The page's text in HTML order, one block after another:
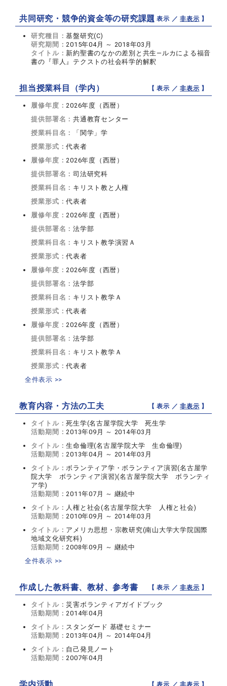
共同研究・競争的資金等の研究課題【 表示 ／非表示 】
研究種目：基盤研究(C)
研究期間：2015年04月 ～ 2018年03月
タイトル： 新約聖書のなかの差別と共生―ルカによる福音
書の『罪人』テクストの社会科学的解釈
担当授業科目（学内） 【 表示 ／非表示 】
履修年度：2026年度（西暦）
提供部署名：共通教育センター
授業科目名：
「関学」学
授業形式：代表者
履修年度：2026年度（西暦）
提供部署名：司法研究科
授業科目名： キリスト教と人権
授業形式：代表者
履修年度：2026年度（西暦）
提供部署名：法学部
授業科目名： キリスト教学演習Ａ
授業形式：代表者
履修年度：2026年度（西暦）
提供部署名：法学部
授業科目名： キリスト教学Ａ
授業形式：代表者
履修年度：2026年度（西暦）
提供部署名：法学部
授業科目名： キリスト教学Ａ
授業形式：代表者
全件表示 >>
教育内容・方法の工夫 【 表示 ／非表示 】
タイトル：死生学(名古屋学院大学 死生学
活動期間：2013年09月 ～ 2014年03月
タイトル：生命倫理(名古屋学院大学 生命倫理)
活動期間：2013年04月 ～ 2014年03月
タイトル：ボランティア学・ボランティア演習(名古屋学
院大学 ボランティア演習)(名古屋学院大学 ボランティ
ア学)
活動期間：2011年07月 ～ 継続中
タイトル： 人権と社会(名古屋学院大学 人権と社会)
活動期間：2010年09月 ～ 2014年03月
タイトル： アメリカ思想・宗教研究(南山大学大学院国際
地域文化研究科)
活動期間：2008年09月 ～ 継続中
全件表示 >>
作成した教科書、教材、参考書 【 表示 ／非表示 】
タイトル： 災害ボランティアガイドブック
活動期間：2014年04月
タイトル： スタンダード 基礎セミナー
活動期間：2013年04月 ～ 2014年04月
タイトル： 自己発見ノート
活動期間：2007年04月